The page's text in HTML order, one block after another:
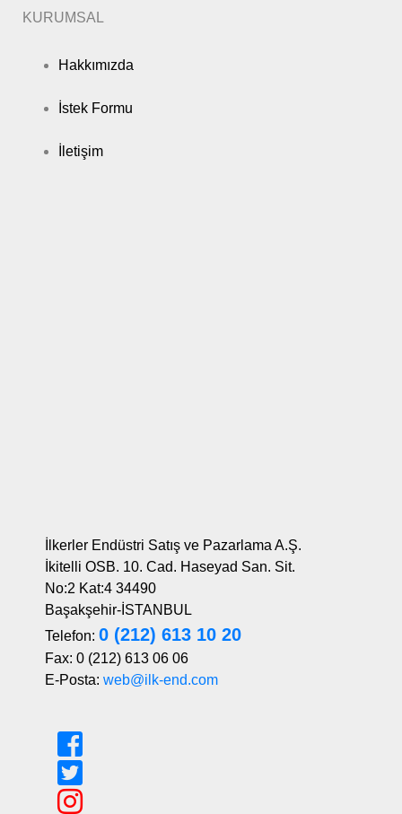
KURUMSAL
Hakkımızda
İstek Formu
İletişim
İlkerler Endüstri Satış ve Pazarlama A.Ş.
İkitelli OSB. 10. Cad. Haseyad San. Sit.
No:2 Kat:4 34490
Başakşehir-İSTANBUL
Telefon: 0 (212) 613 10 20
Fax: 0 (212) 613 06 06
E-Posta: web@ilk-end.com